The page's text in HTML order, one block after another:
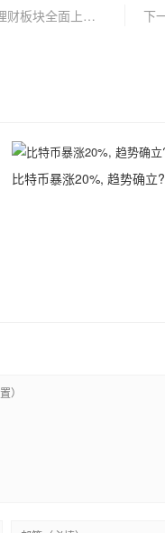
上一篇：XNEX未来交易所平台币DR理财板块全面上线，交易所开启新增长引擎
比特币暴涨20%, 趋势确立?